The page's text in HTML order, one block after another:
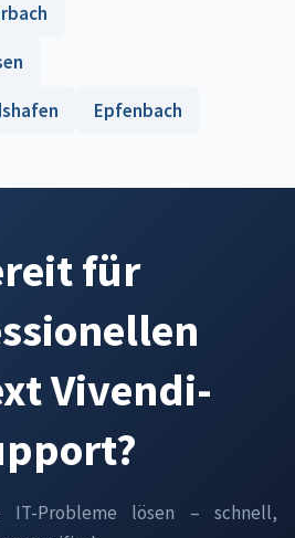
Epfenbach
für
Vivendi-
IT-Probleme lösen – schnell,